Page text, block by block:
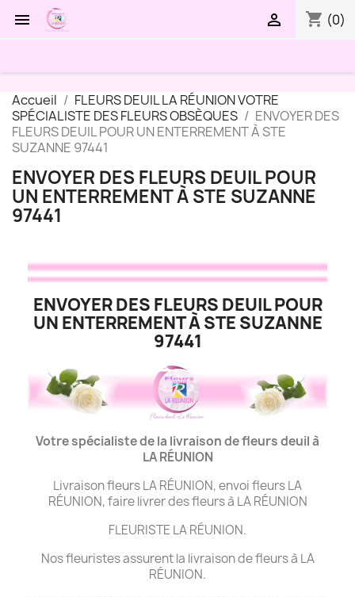
 shopping_cart (0)

Accueil
FLEURS DEUIL LA RÉUNION VOTRE
SPÉCIALISTE DES FLEURS OBSÈQUES
ENVOYER DES
FLEURS DEUIL POUR UN ENTERREMENT À STE
SUZANNE 97441
ENVOYER DES FLEURS DEUIL POUR
UN ENTERREMENT À STE SUZANNE
97441
ENVOYER DES FLEURS DEUIL POUR
UN ENTERREMENT À STE SUZANNE
97441
Votre spécialiste de la livraison de fleurs deuil à
LARÉUNION
Livraison fleurs LA RÉUNION, envoi fleurs LA
RÉUNION, faire livrer des fleurs à LA RÉUNION
FLEURISTE LA RÉUNION.
Nos fleuristes assurent la livraison de fleurs à LA
RÉUNION.